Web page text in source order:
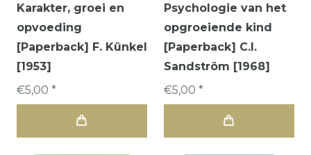
Karakter, groei en
opvoeding
[Paperback] F. Künkel
[1953]
€5,00 *
Psychologie van het
opgroeiende kind
[Paperback] C.I.
Sandström [1968]
€5,00 *